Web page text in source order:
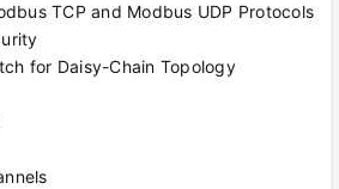
TCP and Modbus UDP Protocols
for Daisy-Chain Topology